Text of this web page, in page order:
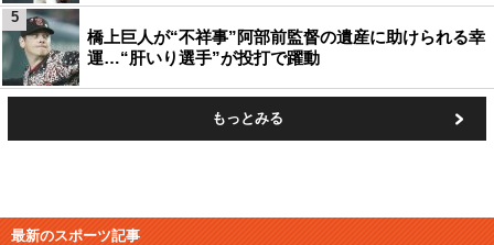
橋上巨人が“不祥事”阿部前監督の遺産に助けられる幸
運…“肝いり選手”が投打で躍動
5
もっとみる
最新のスポーツ記事